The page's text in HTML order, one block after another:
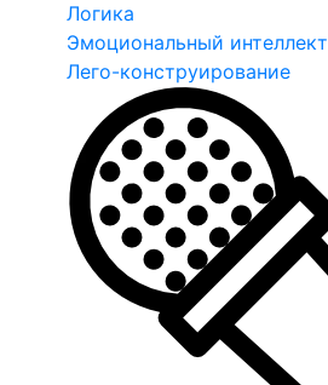
Логика
Эмоциональный интеллект
Лего-конструирование